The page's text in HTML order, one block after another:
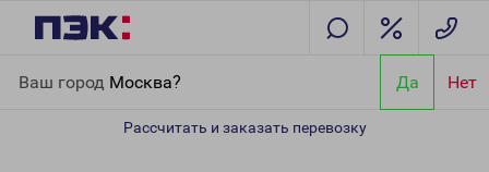
Ваш город Москва? Да Нет
Рассчитать и заказать перевозку